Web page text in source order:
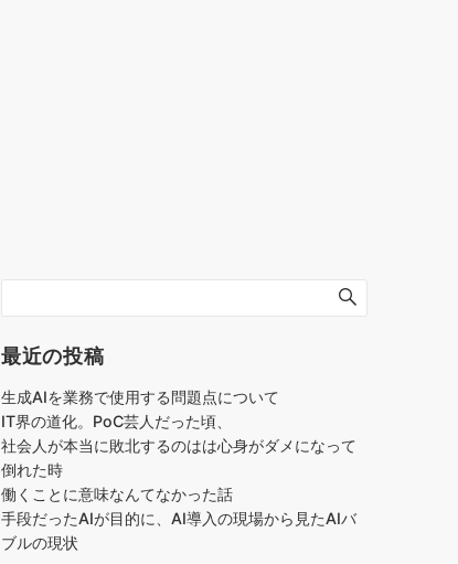
最近の投稿
生成AIを業務で使用する問題点について
IT界の道化。PoC芸人だった頃、
社会人が本当に敗北するのはは心身がダメになって
倒れた時
働くことに意味なんてなかった話
手段だったAIが目的に、AI導入の現場から見たAIバ
ブルの現状